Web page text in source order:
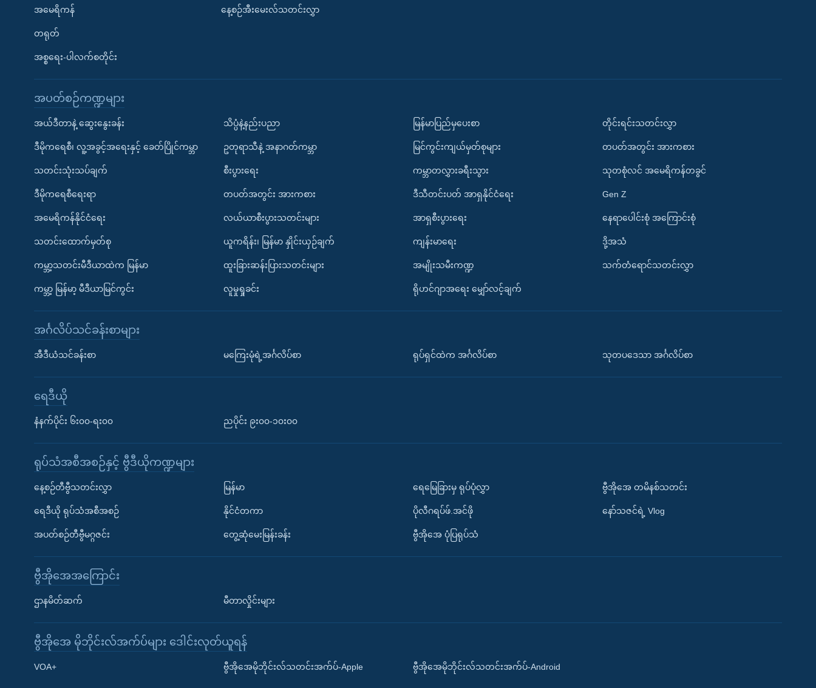
Learning English
အမေရိကန်
တရုတ်
အစ္စရေး-ပါလက်စတိုင်း
နေ့စဉ်အီးမေးလ်သတင်းလွှာ
အပတ်စဉ်ကဏ္ဍများ
အယ်ဒီတာနဲ့ ဆွေးနွေးခန်း
ဒီမိုကရေစီ၊ လူ့အခွင့်အရေးနှင့် ခေတ်ပြိုင်ကမ္ဘာ
သတင်းသုံးသပ်ချက်
ဒီမိုကရေစီရေးရာ
အမေရိကန်နိုင်ငံရေး
သတင်းထောက်မှတ်စု
ကမ္ဘာ့သတင်းမီဒီယာထဲက မြန်မာ
ကမ္ဘာ့ မြန်မာ့ မီဒီယာမြင်ကွင်း
သိပ္ပံနဲ့နည်းပညာ
ဥတုရာသီနဲ့ အနာဂတ်ကမ္ဘာ
စီးပွားရေး
တပတ်အတွင်း အားကစား
လယ်ယာစီးပွားသတင်းများ
ယူကရိန်း၊ မြန်မာ နှိုင်းယှဉ်ချက်
ထူးခြားဆန်းပြားသတင်းများ
လူမှုရှုခင်း
မြန်မာပြည်မှပေးစာ
မြင်ကွင်းကျယ်မှတ်စုများ
ကမ္ဘာတလွှားခရီးသွား
ဒီသီတင်းပတ် အာရှနိုင်ငံရေး
အာရှစီးပွားရေး
ကျန်းမာရေး
အမျိုးသမီးကဏ္ဍ
ရိုဟင်ဂျာအရေး မျှော်လင့်ချက်
တိုင်းရင်းသတင်းလွှာ
တပတ်အတွင်း အားကစား
သုတစုံလင် အမေရိကန်တခွင်
Gen Z
နေရာပေါင်းစုံ အကြောင်းစုံ
ဒို့အသံ
သက်တံရောင်သတင်းလွှာ
အင်္ဂလိပ်သင်ခန်းစာများ
အီဒီယံသင်ခန်းစာ မကြေးမုံရဲ့အင်္ဂလိပ်စာ ရုပ်ရှင်ထဲက အင်္ဂလိပ်စာ သုတပဒေသာ အင်္ဂလိပ်စာ
ရေဒီယို
နံနက်ပိုင်း ၆း၀၀-ရး၀၀ ညပိုင်း ၉း၀၀-၁၀း၀၀
ရုပ်သံအစီအစဉ်နှင့် ဗွီဒီယိုကဏ္ဍများ
နေ့စဉ်တီဗွီသတင်းလွှာ
ရေဒီယို ရုပ်သံအစီအစဉ်
အပတ်စဉ်တီဗွီမဂ္ဂဇင်း
မြန်မာ
နိုင်ငံတကာ
တွေ့ဆုံမေးမြန်းခန်း
ရေမြေခြားမှ ရုပ်ပုံလွှာ
ပိုလီဂရပ်ဖ်.အင်ဖို
ဗွီအိုအေ ပုံပြရုပ်သံ
ဗွီအိုအေ တမိနစ်သတင်း
နော်သဇင်ရဲ့ Vlog
ဗွီအိုအေအကြောင်း
ဌာနမိတ်ဆက် မီတာလှိုင်းများ
ဗွီအိုအေ မိုဘိုင်းလ်အက်ပ်များ ဒေါင်းလုတ်ယူရန်
VOA+ ဗွီအိုအေမိုဘိုင်းလ်သတင်းအက်ပ်-Apple ဗွီအိုအေမိုဘိုင်းလ်သတင်းအက်ပ်-Android